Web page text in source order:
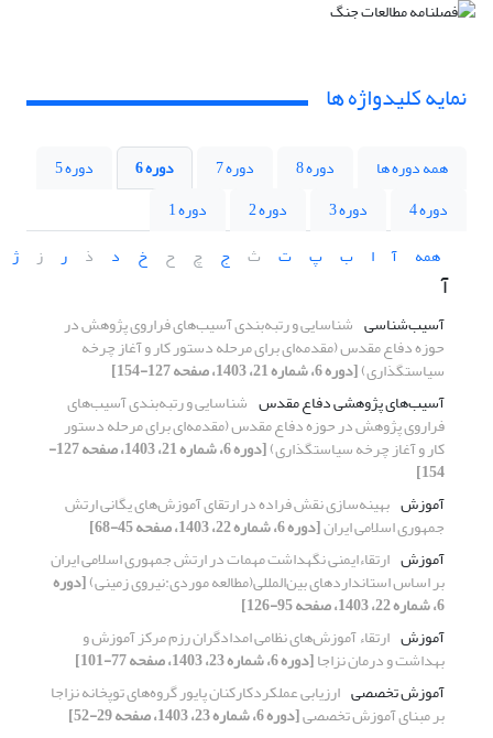
نمایه کلیدواژه ها
همه دوره ها دوره 8 دوره 7 دوره 6
دوره 5
دوره 4
دوره 3 دوره 2
دوره 1
همه
آ ا ب پ ت ث ج چ ح خ د ذ ر ز ژ
آ
آسیب‌شناسی شناسایی و رتبه‌بندی آسیب‌های فراروی پژوهش در
حوزه دفاع مقدس (مقدمه‌ای برای مرحله دستور کار و آغاز چرخه
سیاستگذاری)[دوره 6، شماره 21، 1403، صفحه 127-154]
آسیب‌های پژوهشی دفاع مقدس شناسایی و رتبه‌بندی آسیب‌های
فراروی پژوهش در حوزه دفاع مقدس (مقدمه‌ای برای مرحله دستور
کار و آغاز چرخه سیاستگذاری) [دوره 6، شماره 21، 1403، صفحه 127-
154]
آموزش بهینه‌سازی نقش فراده در ارتقای آموزش‌های یگانی ارتش
جمهوری اسلامی ایران[دوره 6، شماره 22، 1403، صفحه 45-68]
آموزش ارتقاءایمنی نگهداشت مهمات در ارتش جمهوری اسلامی ایران
بر اساس استانداردهای بین‌المللی(مطالعه موردی:نیروی زمینی)[دوره
6، شماره 22، 1403، صفحه 95-126]
آموزش ارتقاء آموزش‌های نظامی امدادگران ‌رزم مرکز آموزش و
بهداشت و درمان نزاجا[دوره 6، شماره 23، 1403، صفحه 77-101]
آموزش تخصصی ارزیابی عملکردکارکنان پایور گروه‌های توپخانه نزاجا
بر مبنای آموزش تخصصی[دوره 6، شماره 23، 1403، صفحه 29-52]